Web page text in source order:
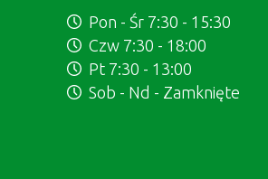
Pon - Śr 7:30 - 15:30
Czw 7:30 - 18:00
Pt 7:30 - 13:00
Sob - Nd - Zamknięte